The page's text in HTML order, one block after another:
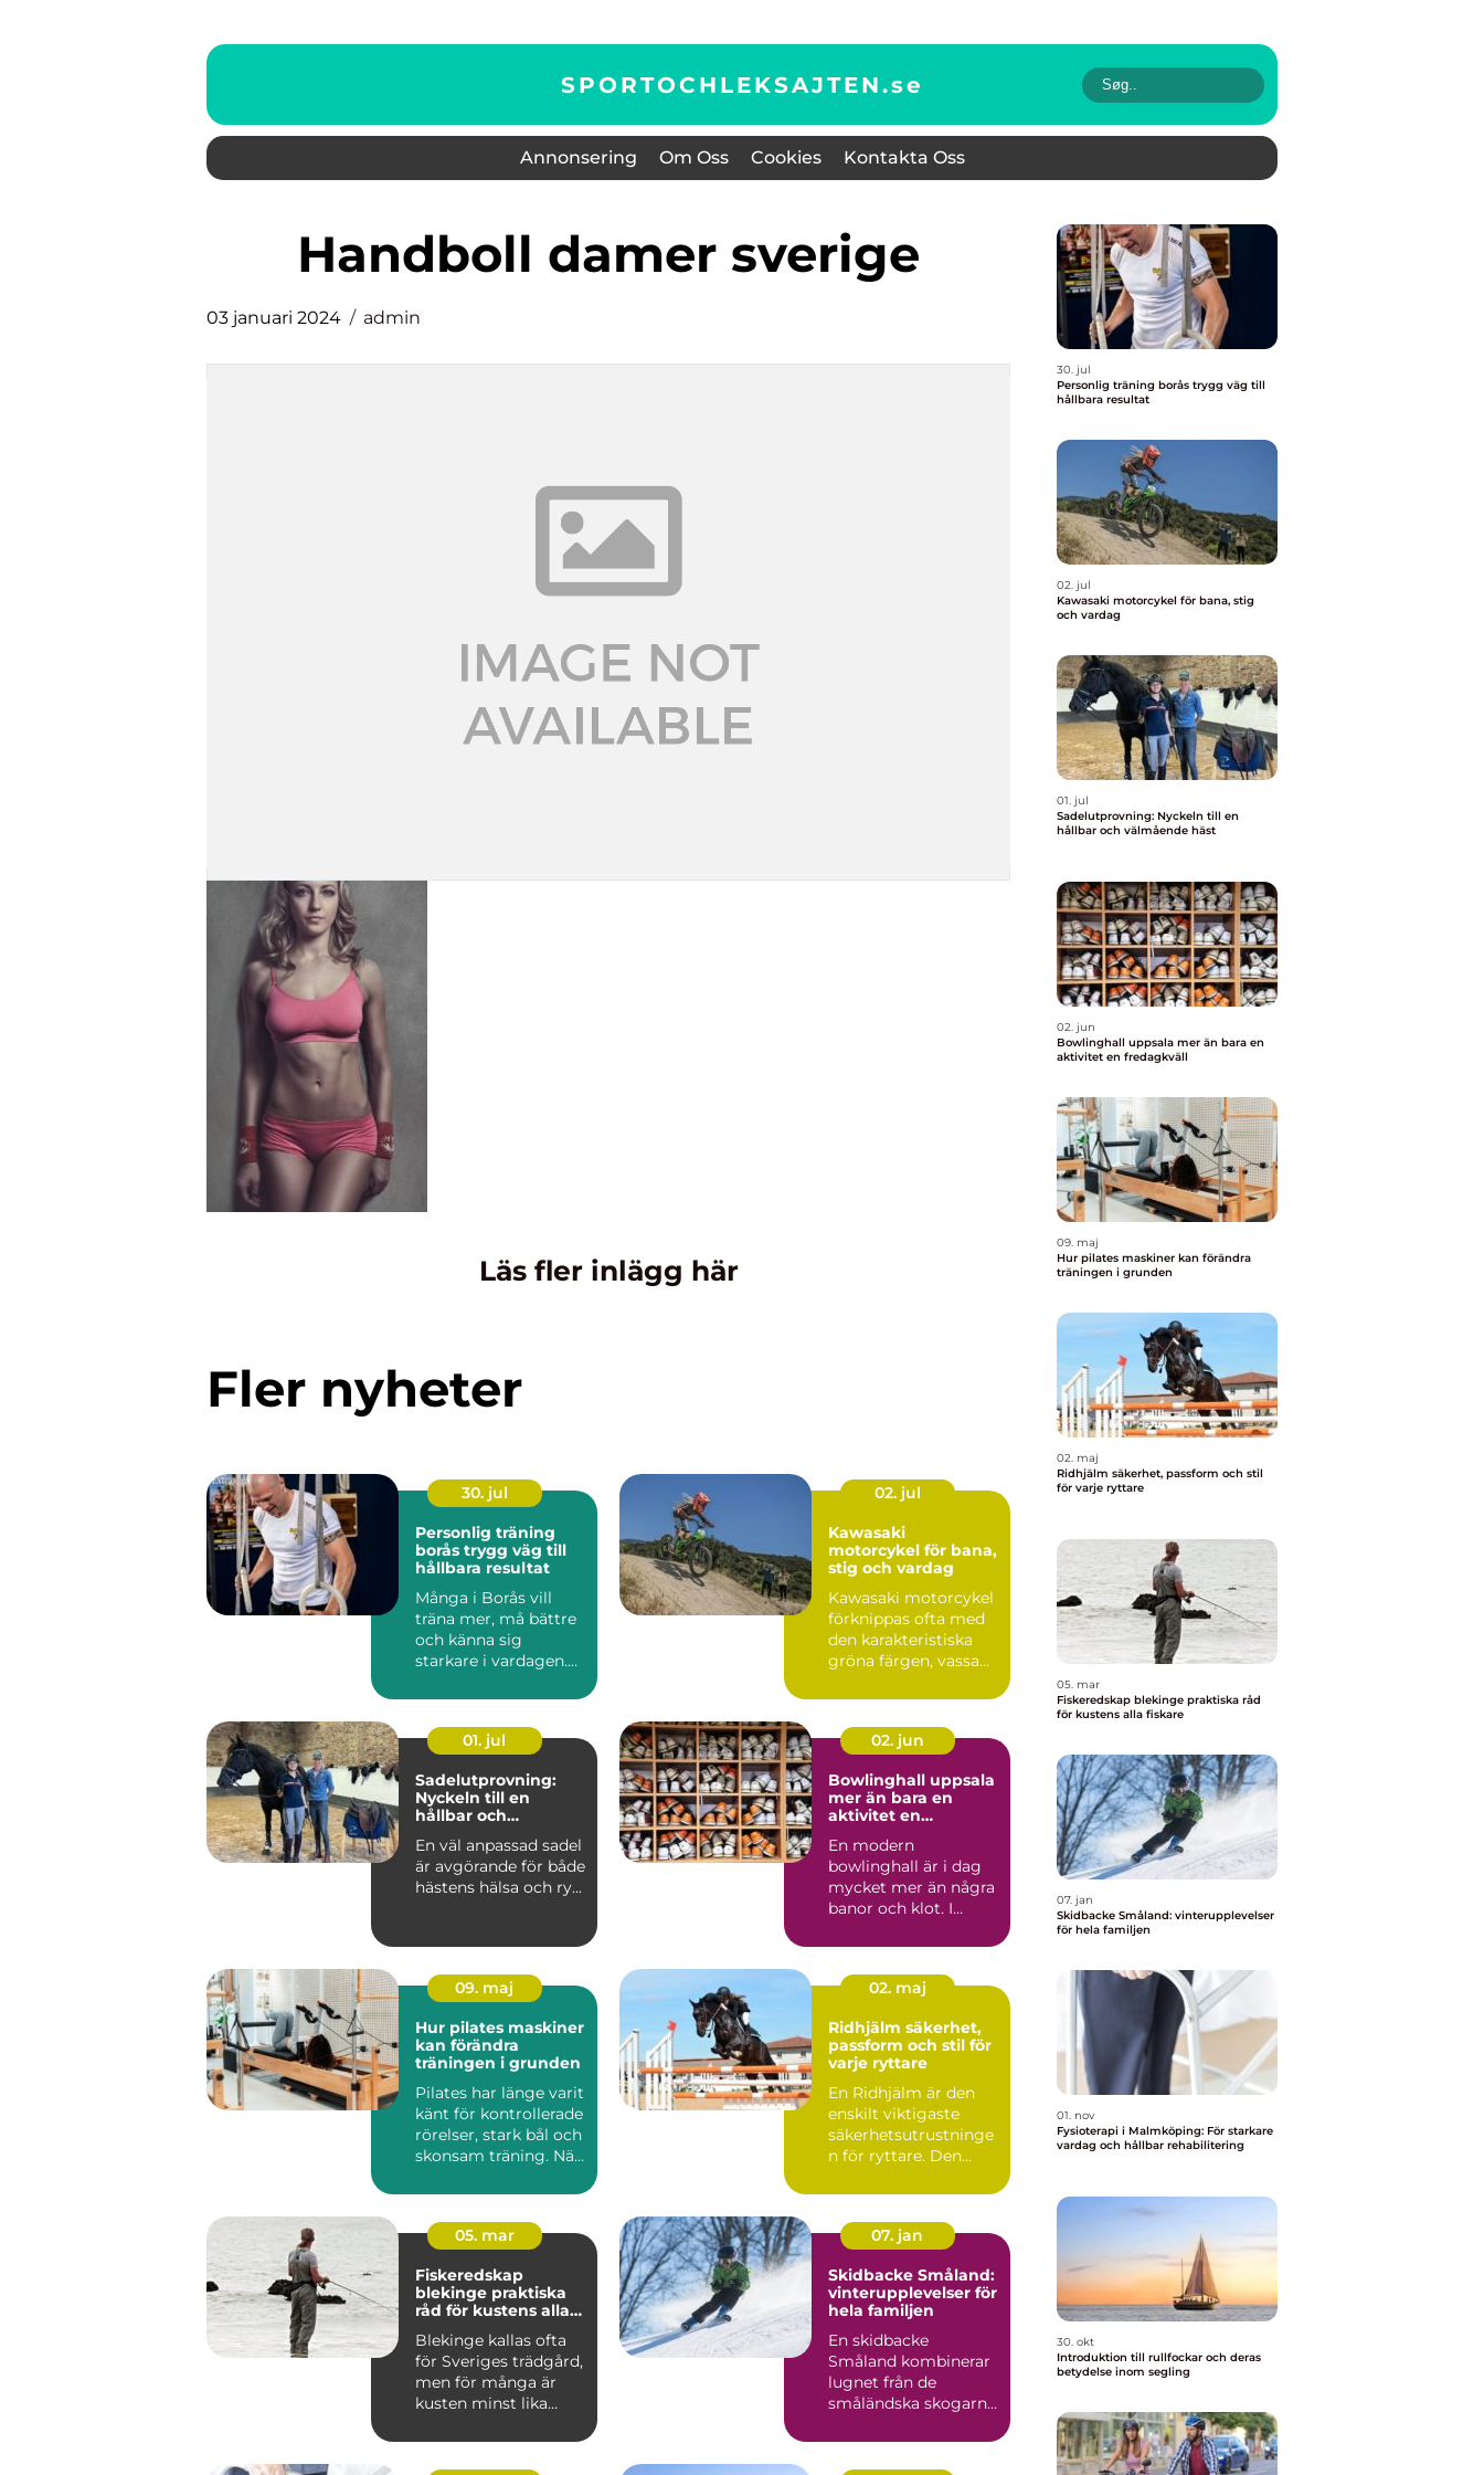
SPORTOCHLEKSAJTEN.se
Annonsering Om Oss Cookies Kontakta Oss
handboll damer sverige
03 januari 2024 admin
Läs fler inlägg här
Fler nyheter
30. jul
Personlig träning
borås trygg väg till
hållbara resultat
Många i Borås vill
träna mer, må bättre
och känna sig
starkare i vardagen.
efter...
02. jul
Kawasaki
motorcykel för bana,
stig och vardag
Kawasaki motorcykel
förknippas ofta med
den karakteristiska
gröna färgen, vassa
01. jul
Sadelutprovning:
Nyckeln till en
hållbar och
En väl anpassad sadel
är avgörande för både
hästens hälsa och ry...
02. jun
Bowlinghall uppsala
mer än bara en
aktivitet en
En modern
bowlinghall är i dag
mycket mer än några
banor och klot. I
utvecklats ...
09. maj
Hur pilates maskiner
kan förändra
träningen i grunden
Pilates har länge varit
känt för kontrollerade
rörelser, stark bål och
skonsam träning. När
02. maj
Ridhjälm säkerhet,
passform och stil för
varje ryttare
En Ridhjälm är den
enskilt viktigaste
säkerhetsutrustninge
n för ryttare. Den
fal...
05. mar
Fiskeredskap
blekinge praktiska
råd för kustens alla
Blekinge kallas ofta
för Sveriges trädgård,
men för många är
kusten minst lika
m...
07. jan
Skidbacke Småland:
vinterupplevelser för
hela familjen
En skidbacke
Småland kombinerar
lugnet från de
småländska skogarna
30. jul
Personlig träning borås trygg väg till
hållbara resultat
02. jul
Kawasaki motorcykel för bana, stig
och vardag
01. jul
Sadelutprovning: Nyckeln till en
hållbar och välmående häst
02. jun
Bowlinghall uppsala mer än bara en
aktivitet en fredagkväll
09. maj
Hur pilates maskiner kan förändra
träningen i grunden
02. maj
Ridhjälm säkerhet, passform och stil
för varje ryttare
05. mar
Fiskeredskap blekinge praktiska råd
för kustens alla fiskare
07. jan
Skidbacke Småland: vinterupplevelser
för hela familjen
01. nov
Fysioterapi i Malmköping: För starkare
vardag och hållbar rehabilitering
30. okt
Introduktion till rullfockar och deras
betydelse inom segling